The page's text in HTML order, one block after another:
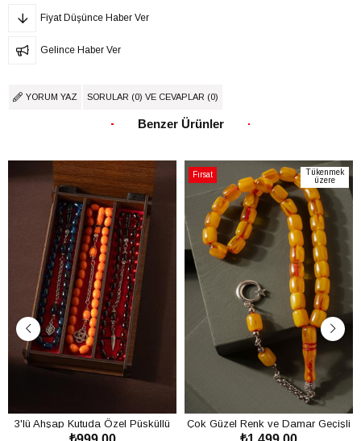
Fiyat Düşünce Haber Ver
Gelince Haber Ver
YORUM YAZ SORULAR (0) VE CEVAPLAR (0)
Benzer Ürünler
3'lü Ahşap Kutuda Özel Püsküllü
Fırsat
Ürünü
Tükenmek
üzere
Çok Güzel Renk ve Damar Geçişli